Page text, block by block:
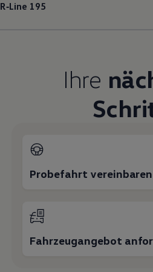
Pannen- und Unfallhilfe
Volkswagen
R‑Line 195
Ihre
Probefahrt vereinbaren
Fahrzeugangebot